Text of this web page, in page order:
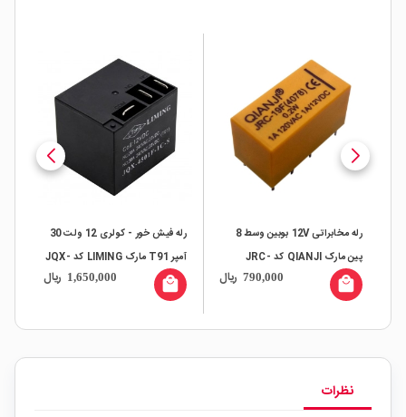
رله مخابراتی 12V بوبین وسط 8
پین مارک QIANJI کد JRC-
19F(4078)
790,000 ریال local_mall
رله فیش خور - کولری 12 ولت 30
آمپر T91 مارک LIMING کد JQX-
4501F-1C-S
1,650,000 ریال local_mall
نظرات